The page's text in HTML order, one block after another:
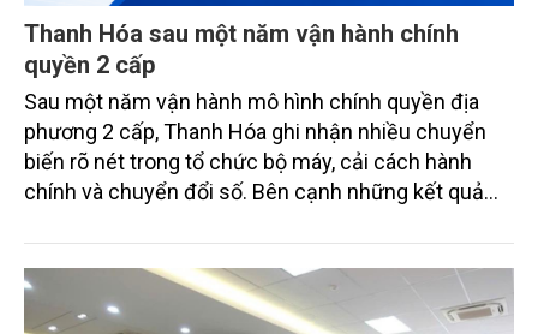
Thanh Hóa sau một năm vận hành chính
quyền 2 cấp
Sau một năm vận hành mô hình chính quyền địa
phương 2 cấp, Thanh Hóa ghi nhận nhiều chuyển
biến rõ nét trong tổ chức bộ máy, cải cách hành
chính và chuyển đổi số. Bên cạnh những kết quả
các điểm nghẽn, từ đó đề xuất giải pháp hoàn thiện
mô hình, hướng tới nền hành chính hiện đại, phục vụ
Nhân dân hiệu quả hơn.